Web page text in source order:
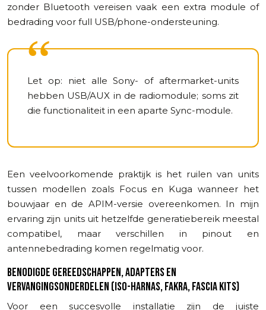
zonder Bluetooth vereisen vaak een extra module of
bedrading voor full USB/phone-ondersteuning.
Let op: niet alle Sony- of aftermarket-units
hebben USB/AUX in de radiomodule; soms zit
die functionaliteit in een aparte Sync-module.
Een veelvoorkomende praktijk is het ruilen van units
tussen modellen zoals Focus en Kuga wanneer het
bouwjaar en de APIM-versie overeenkomen. In mijn
ervaring zijn units uit hetzelfde generatiebereik meestal
compatibel, maar verschillen in pinout en
antennebedrading komen regelmatig voor.
BENODIGDE GEREEDSCHAPPEN, ADAPTERS EN
VERVANGINGSONDERDELEN (ISO-HARNAS, FAKRA, FASCIA KITS)
Voor een succesvolle installatie zijn de juiste